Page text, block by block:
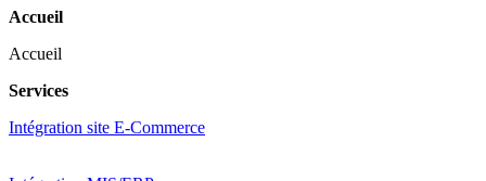
Accueil
Accueil
Services
Intégration site E-Commerce